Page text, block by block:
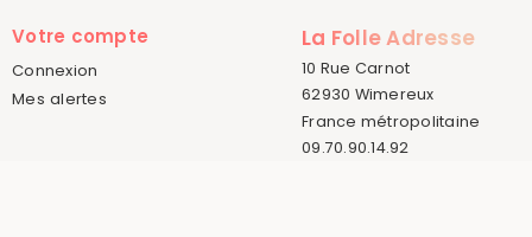
Votre compte
Connexion
Mes alertes
La Folle Adresse
10 Rue Carnot
62930 Wimereux
France métropolitaine
09.70.90.14.92